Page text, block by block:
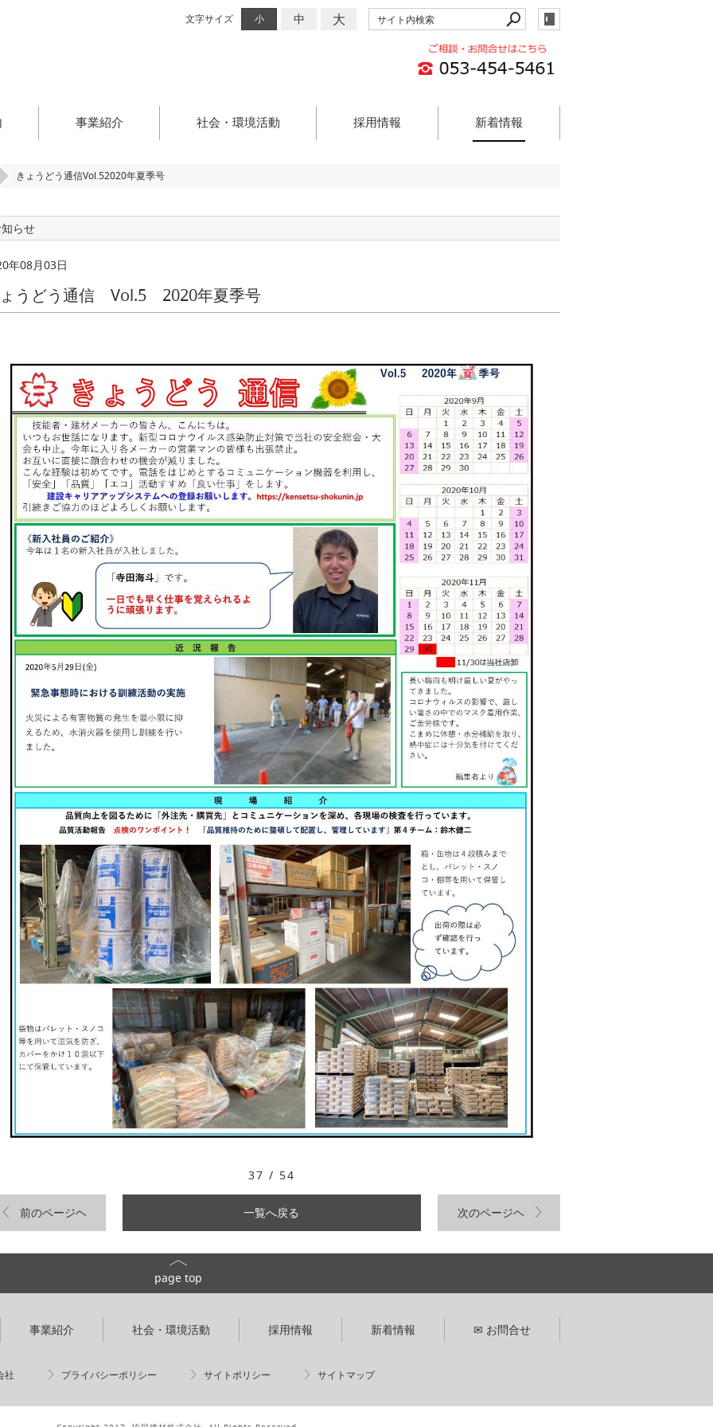
文字サイズ 小 中 大
事業紹介 社会・環境活動 採用情報 新着情報
きょうどう通信Vol.52020年夏季号
らせ
年08月03日
うどう通信 Vol.5 2020年夏季号
37 / 54
前のページヘ 一覧へ戻る 次のページヘ
page top
事業紹介 社会・環境活動 採用情報 新着情報 ✉ お問合せ
社 プライバシーポリシー サイトポリシー サイトマップ